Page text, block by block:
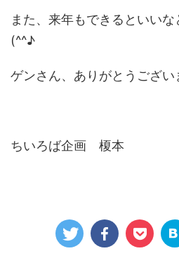
また、来年もできるといいな
(^^♪
ゲンさん、ありがとうござい
ちいろば企画 榎本